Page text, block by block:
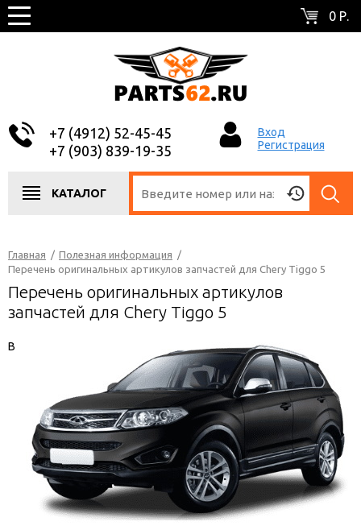
0 Р.
+7 (4912) 52-45-45
+7 (903) 839-19-35
Вход
Регистрация
КАТАЛОГ
Главная / Полезная информация /
Перечень оригинальных артикулов запчастей для Chery Tiggo 5
Перечень оригинальных артикулов
запчастей для Chery Tiggo 5
В